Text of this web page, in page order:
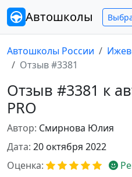
Автошколы
Автошколы России
Отзыв #3381
Отзыв #3381 к
PRO
Автор: Смирнова Юлия
Дата: 20 октября 2022
Оценка: